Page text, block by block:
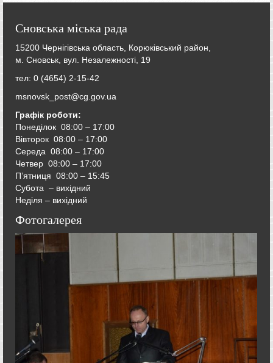
Сновська міська рада
15200 Чернігівська область, Корюківський район,
м. Сновськ, вул. Незалежності, 19
тел: 0 (4654) 2-15-42
msnovsk_post@cg.gov.ua
Графік роботи:
Понеділок 08:00 – 17:00
Вівторок 08:00 – 17:00
Середа 08:00 – 17:00
Четвер 08:00 – 17:00
П’ятниця 08:00 – 15:45
Субота – вихідний
Неділя – вихідний
Фотогалерея